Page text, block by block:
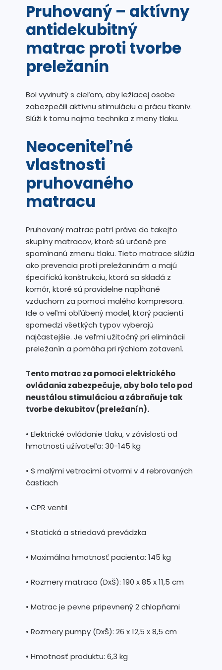
Pruhovaný – aktívny
antidekubitný
matrac proti tvorbe
preležanín
Bol vyvinutý s cieľom, aby ležiacej osobe
zabezpečili aktívnu stimuláciu a prácu tkanív.
Slúži k tomu najmä technika z meny tlaku.
Neoceniteľné
vlastnosti
pruhovaného
matracu
Pruhovaný matrac patrí práve do takejto
skupiny matracov, ktoré sú určené pre
spomínanú zmenu tlaku. Tieto matrace slúžia
ako prevencia proti preležaninám a majú
špecifickú konštrukciu, ktorá sa skladá z
komôr, ktoré sú pravidelne napĺňané
vzduchom za pomoci malého kompresora.
Ide o veľmi obľúbený model, ktorý pacienti
spomedzi všetkých typov vyberajú
najčastejšie. Je veľmi užitočný pri eliminácii
preležanín a pomáha pri rýchlom zotavení.
Tento matrac za pomoci elektrického
ovládania zabezpečuje, aby bolo telo pod
neustálou stimuláciou a zábraňuje tak
tvorbe dekubitov (preležanín).
• Elektrické ovládanie tlaku, v závislosti od
hmotnosti užívateľa: 30-145 kg
• S malými vetracími otvormi v 4 rebrovaných
častiach
• CPR ventil
• Statická a striedavá prevádzka
• Maximálna hmotnosť pacienta: 145 kg
• Rozmery matraca (DxŠ): 190 x 85 x 11,5 cm
• Matrac je pevne pripevnený 2 chlopňami
• Rozmery pumpy (DxŠ): 26 x 12,5 x 8,5 cm
• Hmotnosť produktu: 6,3 kg